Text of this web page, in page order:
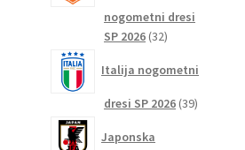
nogometni dresi
SP 2026 3232
Italija nogometni
dresi SP 2026 3939
Japonska